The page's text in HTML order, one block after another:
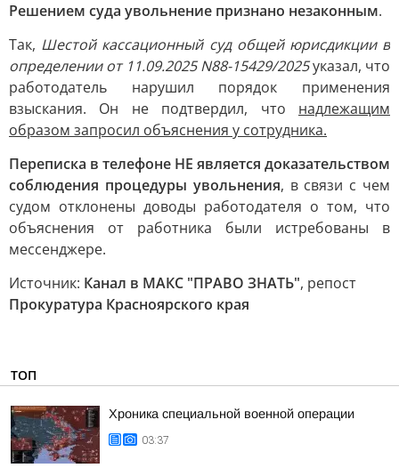
Решением суда увольнение признано незаконным.
Так, Шестой кассационный суд общей юрисдикции в
определении от 11.09.2025 N88-15429/2025указал, что
работодатель нарушил порядок применения
взыскания. Он не подтвердил, что надлежащим
образом запросил объяснения у сотрудника.
Переписка в телефоне НЕ является доказательством
соблюдения процедуры увольнения, в связи с чем
судом отклонены доводы работодателя о том, что
объяснения от работника были истребованы в
мессенджере.
Источник: Канал в МАКС "ПРАВО ЗНАТЬ", репост
Прокуратура Красноярского края
ТОП
Хроника специальной военной операции
03:37